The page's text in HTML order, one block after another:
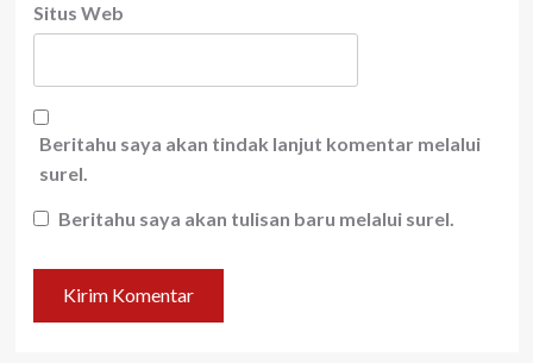
Situs Web
Beritahu saya akan tindak lanjut komentar melalui
surel.
Beritahu saya akan tulisan baru melalui surel.